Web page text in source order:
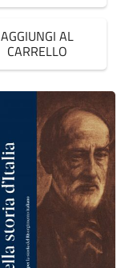
AGGIUNGI AL
CARRELLO